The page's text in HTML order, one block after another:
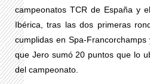
campeonatos TCR de España y
Ibérica, tras las dos primeras
cumplidas en Spa-
que Jero sumó 20 puntos que lo
del campeonato.